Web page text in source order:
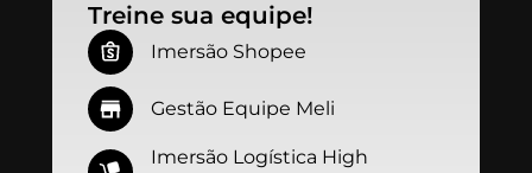
Treine sua equipe!
Imersão Shopee
Gestão Equipe Meli
Imersão Logística High